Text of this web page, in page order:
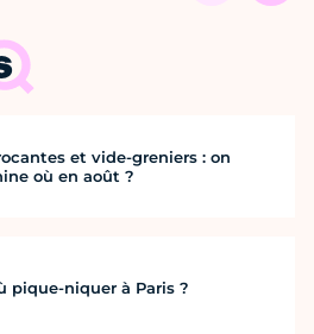
et vide-greniers : on
où en août ?
pique-niquer à Paris ?